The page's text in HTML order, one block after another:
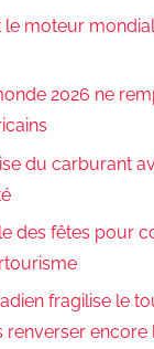
le moteur
2026 ne
du carburant
des fêtes pour
fragilise le
renverser encore